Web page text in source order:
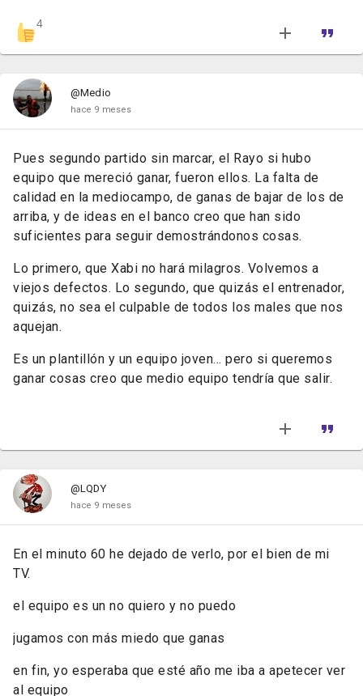
4
@Medio
hace 9 meses
Pues segundo partido sin marcar, el Rayo si hubo
equipo que mereció ganar, fueron ellos. La falta de
calidad en la mediocampo, de ganas de bajar de los de
arriba, y de ideas en el banco creo que han sido
suficientes para seguir demostrándonos cosas.
Lo primero, que Xabi no hará milagros. Volvemos a
viejos defectos. Lo segundo, que quizás el entrenador,
quizás, no sea el culpable de todos los males que nos
aquejan.
Es un plantillón y un equipo joven... pero si queremos
ganar cosas creo que medio equipo tendría que salir.
@LQDY
hace 9 meses
En el minuto 60 he dejado de verlo, por el bien de mi
TV.
el equipo es un no quiero y no puedo
jugamos con más miedo que ganas
en fin, yo esperaba que esté año me iba a apetecer ver
al equipo